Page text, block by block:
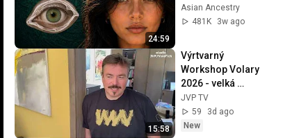
24:59
They Really Come
From
Asian Ancestry
481K
3w ago
15:58
Výrtvarný
Workshop Volary
2026 - velká
mezinárodní účast i
velké množství
českých osobností
JVP TV
59
3d ago
New